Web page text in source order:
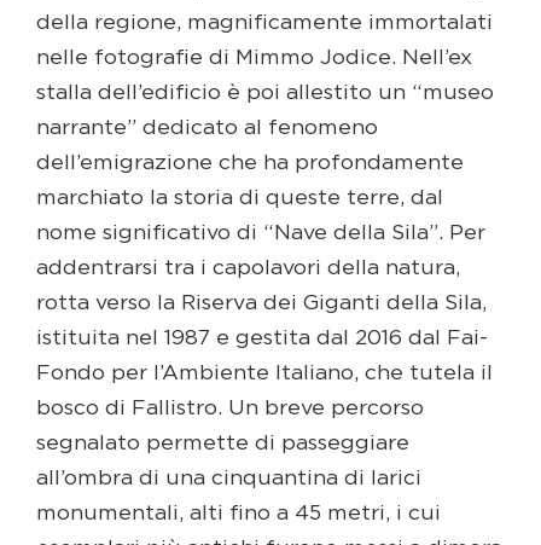
della regione, magnificamente immortalati
nelle fotografie di Mimmo Jodice. Nell’ex
stalla dell’edificio è poi allestito un “museo
narrante” dedicato al fenomeno
dell’emigrazione che ha profondamente
marchiato la storia di queste terre, dal
nome significativo di “Nave della Sila”. Per
addentrarsi tra i capolavori della natura,
rotta verso la Riserva dei Giganti della Sila,
istituita nel 1987 e gestita dal 2016 dal Fai-
Fondo per l’Ambiente Italiano, che tutela il
bosco di Fallistro. Un breve percorso
segnalato permette di passeggiare
all’ombra di una cinquantina di larici
monumentali, alti fino a 45 metri, i cui